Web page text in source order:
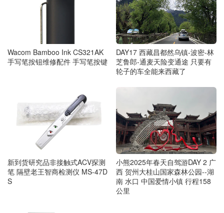
Wacom Bamboo Ink CS321AK
手写笔按钮维修配件 手写笔按键
DAY17 西藏昌都然乌镇-波密-林
芝鲁郎-通麦天险变通途 只要有
轮子的车全能来西藏了
新到货研究品非接触式ACV探测
笔 隔壁老王智商检测仪 MS-47D
S
小熊2025年春天自驾游DAY 2 广
西 贺州大桂山国家森林公园--湖
南 水口 中国爱情小镇 行程158
公里